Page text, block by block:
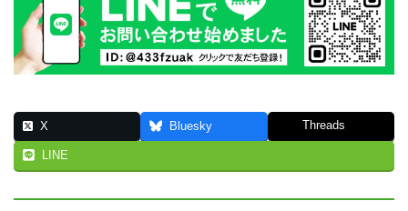
X Bluesky Threads
LINE